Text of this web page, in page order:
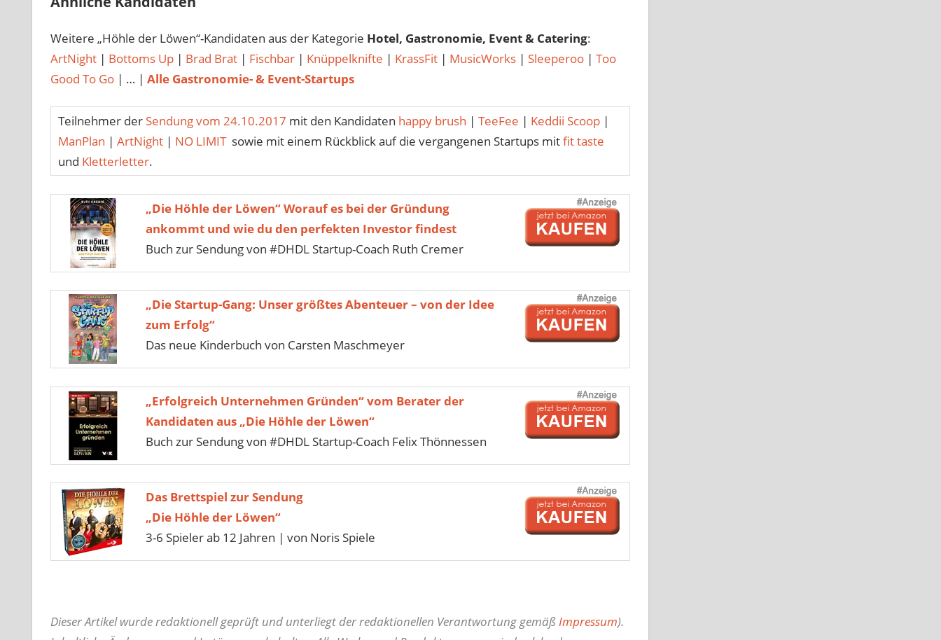
Weitere „Höhle der Löwen“-Kandidaten aus der Kategorie Hotel, Gastronomie, Event & Catering:
ArtNight| Bottoms Up| Brad Brat| Fischbar| Knüppelknifte | KrassFit| MusicWorks| Sleeperoo| Too
Good To Go| … | Alle Gastronomie- & Event-Startups
Teilnehmer der Sendung vom 24.10.2017 mit den Kandidaten happy brush | TeeFee | Keddii Scoop|
ManPlan | ArtNight| NO LIMITsowie mit einem Rückblick auf die vergangenen Startups mitfit taste
und Kletterletter.
„Die Höhle der Löwen“ Worauf es bei der Gründung
ankommt und wie du den perfekten Investor findest
Buch zur Sendung von #DHDL Startup-Coach Ruth Cremer
„Die Startup-Gang: Unser größtes Abenteuer – von der Idee
zum Erfolg“
Das neue Kinderbuch von Carsten Maschmeyer
„Erfolgreich Unternehmen Gründen“ vom Berater der
Kandidaten aus „Die Höhle der Löwen“
Buch zur Sendung von #DHDL Startup-Coach Felix Thönnessen
Das Brettspiel zur Sendung
„Die Höhle der Löwen“
3-6 Spieler ab 12 Jahren | von Noris Spiele
Dieser Artikel wurde redaktionell geprüft und unterliegt der redaktionellen Verantwortung gemäß Impressum).